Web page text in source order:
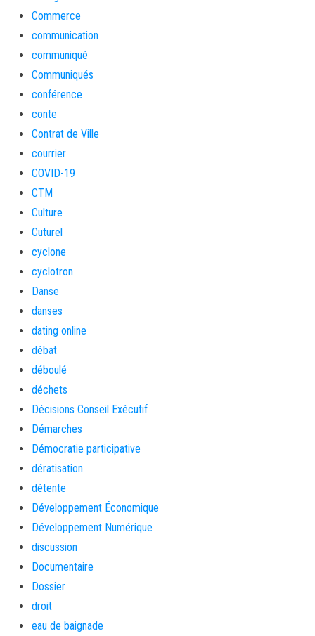
Commerce
communication
communiqué
Communiqués
conférence
conte
Contrat de Ville
courrier
COVID-19
CTM
Culture
Cuturel
cyclone
cyclotron
Danse
danses
dating online
débat
déboulé
déchets
Décisions Conseil Exécutif
Démarches
Démocratie participative
dératisation
détente
Développement Économique
Développement Numérique
discussion
Documentaire
Dossier
droit
eau de baignade